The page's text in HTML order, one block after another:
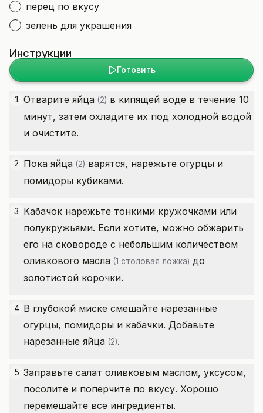
перец по вкусу
зелень для украшения
Инструкции
Готовить
1 Отварите яйца (2) в кипящей воде в течение 10
минут, затем охладите их под холодной водой
и очистите.
2 Пока яйца (2) варятся, нарежьте огурцы и
помидоры кубиками.
3 Кабачок нарежьте тонкими кружочками или
полукружьями. Если хотите, можно обжарить
его на сковороде с небольшим количеством
оливкового масла (1 столовая ложка) до
золотистой корочки.
4 В глубокой миске смешайте нарезанные
огурцы, помидоры и кабачки. Добавьте
нарезанные яйца (2).
5 Заправьте салат оливковым маслом, уксусом,
посолите и поперчите по вкусу. Хорошо
перемешайте все ингредиенты.